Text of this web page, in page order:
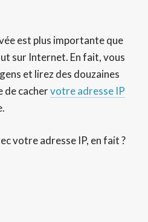
est plus importante que
sur Internet. En fait, vous
et lirez des douzaines
de cachervotre adresse IP
votre adresse IP, en fait ?